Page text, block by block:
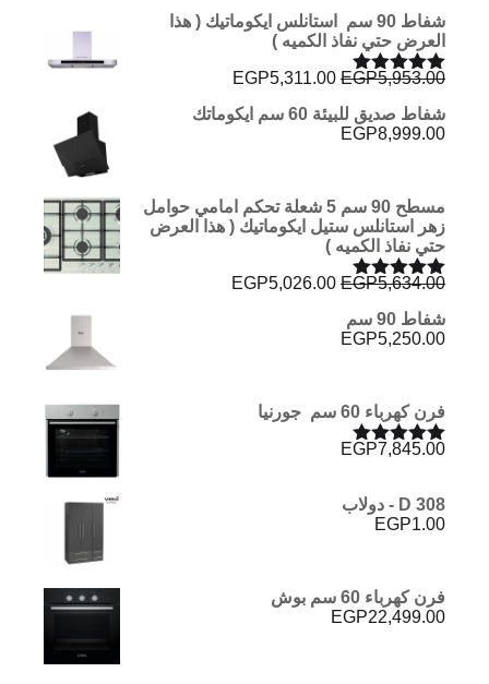
شفاط 90 سم استانلس ايكوماتيك ( هذا
العرض حتي نفاذ الكميه )
تم التقييم
5.00
من 5
EGP5,953.00
السعر
هو:
EGP5,311.00
هو:
شفاط صديق للبيئة 60 سم ايكوماتك
EGP8,999.00
مسطح 90 سم 5 شعلة تحكم امامي حوامل
زهر استانلس ستيل ايكوماتيك ( هذا العرض
حتي نفاذ الكميه )
تم التقييم
5.00
من 5
EGP5,634.00
السعر
EGP5,026.00
شفاط 90 سم
EGP5,250.00
فرن كهرباء 60 سم جورنيا
تم التقييم EGP7,845.00
D 308 - دولاب
EGP1.00
فرن كهرباء 60 سم بوش
EGP22,499.00